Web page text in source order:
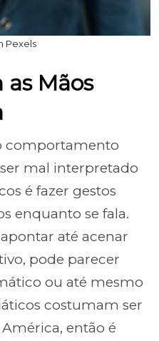
Pexels
as Mãos
comportamento
mal interpretado
é fazer gestos
enquanto se fala.
até acenar
pode parecer
ou até mesmo
costumam ser
então é